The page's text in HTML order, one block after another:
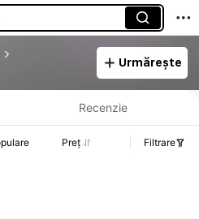
Urmărește
prețului, detalii privind vânzările și stocul.
Recenzie
Preț Filtrare